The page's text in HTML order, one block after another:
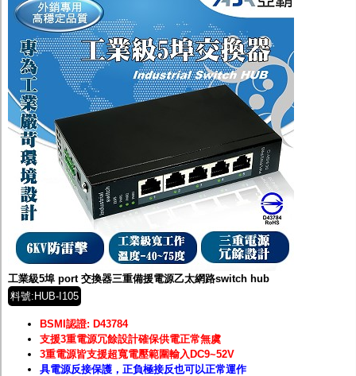
工業級5埠 port 交換器三重備援電源乙太網路switch hub
料號:HUB-I105
BSMI認證: D43784
支援3重電源冗餘設計確保供電正常無虞
3重電源皆支援超寬電壓範圍輸入DC9~52V
具電源反接保護，正負極接反也可以正常運作